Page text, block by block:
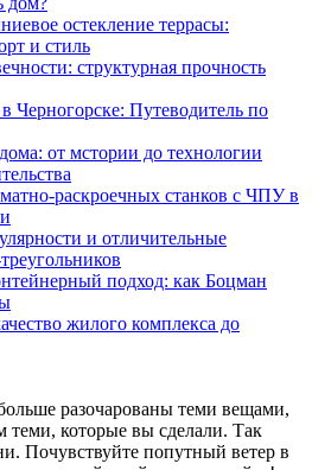
остекление террасы:
и стиль
структурная прочность
Черногорске: Путеводитель по
от мстории до технологии
раскроечных станков с ЧПУ в
и отличительные
подход: как Боцман
жилого комплекса до
разочарованы теми вещами,
теми, которые вы сделали. Так
Почувствуйте попутный ветер в